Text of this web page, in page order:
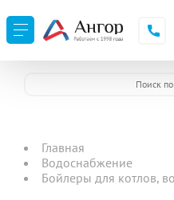
Главная
Водоснабжение
Бойлеры для котлов,